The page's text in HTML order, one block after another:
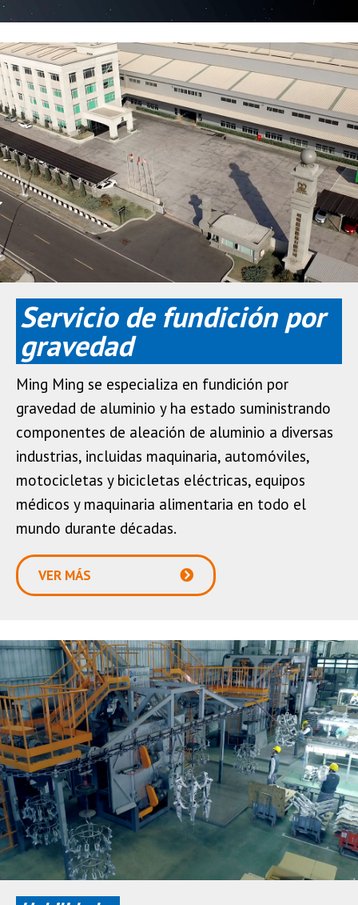
Servicio de fundición por
gravedad
Ming Ming se especializa en fundición por
gravedad de aluminio y ha estado suministrando
componentes de aleación de aluminio a diversas
industrias, incluidas maquinaria, automóviles,
motocicletas y bicicletas eléctricas, equipos
médicos y maquinaria alimentaria en todo el
mundo durante décadas.
VER MÁS